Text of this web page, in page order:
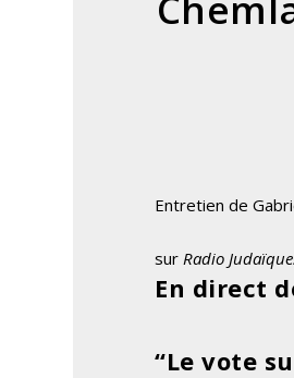
Entretien de
sur Radio
En direct
“Le vote